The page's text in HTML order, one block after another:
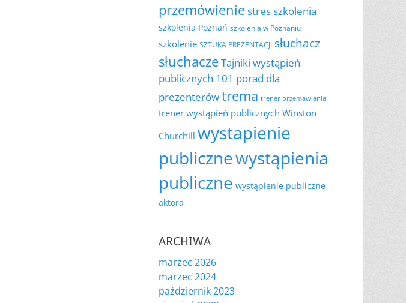
przemówieniestresszkolenia
szkolenia Poznań szkolenia w Poznaniu
szkolenie SZTUKA PREZENTACJI słuchacz
słuchaczeTajniki wystąpień
publicznych 101 porad dla
prezenterówtrema trener przemawiania
trener wystąpień publicznych Winston
Churchill wystapienie
publicznewystąpienia
publiczne wystąpienie publiczne
aktora
ARCHIWA
marzec 2026
marzec 2024
październik 2023